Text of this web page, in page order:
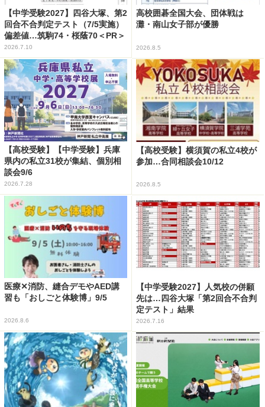
【中学受験2027】四谷大塚、第2
回合不合判定テスト（7/5実施）
偏差値…筑駒74・桜蔭70＜PR＞
2026.7.10
高校囲碁全国大会、団体戦は
灘・南山女子部が優勝
2026.8.5
【高校受験】【中学受験】兵庫
県内の私立31校が集結、個別相
談会9/6
2026.7.28
【高校受験】横須賀の私立4校が
参加…合同相談会10/12
2026.8.5
医療✕消防、縫合デモやAED講
習も「おしごと体験博」9/5
2026.8.6
【中学受験2027】人気校の併願
先は…四谷大塚「第2回合不合判
定テスト」結果
2026.7.16